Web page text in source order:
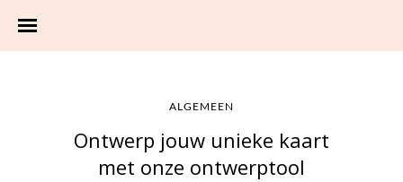
ALGEMEEN
Ontwerp jouw unieke kaart
met onze ontwerptool